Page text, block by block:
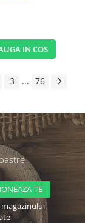
IN COS
3 ... 76